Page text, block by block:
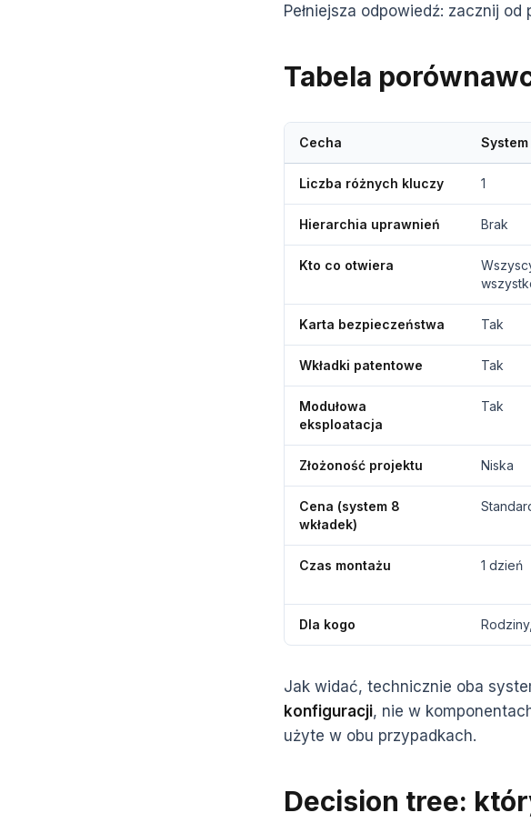
Pełniejsza odpowiedź: zacznij
Tabela
Cecha
Liczba różnych kluczy 1
Hierarchia uprawnień Brak
Kto co otwiera
Karta bezpieczeństwa Tak
Wkładki patentowe Tak
Modułowa
eksploatacja
Tak
Złożoność projektu Niska
Cena (system 8
wkładek)
Czas montażu 1 dzień
Dla kogo
Jak widać, technicznie oba
konfiguracji, nie w
użyte w obu przypadkach.
Decision tree: